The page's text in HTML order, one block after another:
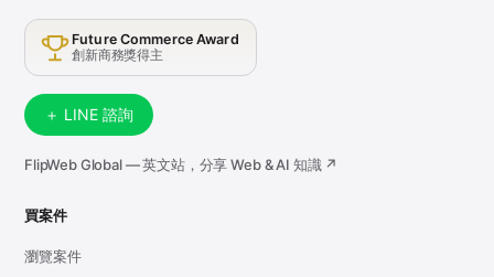
Future Commerce Award
創新商務獎得主
＋ LINE 諮詢
FlipWeb Global — 英文站，分享 Web & AI 知識 ↗
買案件
瀏覽案件